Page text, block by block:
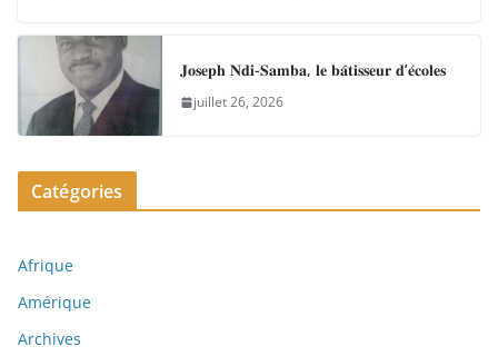
𝐉𝐨𝐬𝐞𝐩𝐡 𝐍𝐝𝐢-𝐒𝐚𝐦𝐛𝐚, 𝐥𝐞 𝐛𝐚̂𝐭𝐢𝐬𝐬𝐞𝐮𝐫 𝐝’𝐞́𝐜𝐨𝐥𝐞𝐬
juillet 26, 2026
Catégories
Afrique
Amérique
Archives